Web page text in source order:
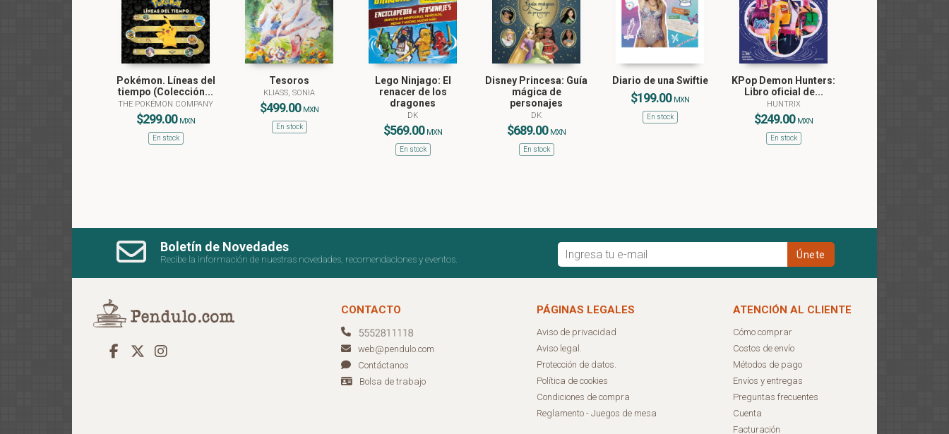
Pokémon. Líneas del
tiempo (Colección...
THE POKÉMON COMPANY
$299.00 MXN
En stock
Tesoros
KLIASS, SONIA
$499.00 MXN
En stock
Lego Ninjago: El
renacer de los
dragones
DK
$569.00 MXN
En stock
Disney Princesa: Guía
mágica de
personajes
DK
$689.00 MXN
En stock
Diario de una Swiftie
$199.00 MXN
En stock
KPop Demon Hunters:
Libro oficial de...
HUNTRIX
$249.00 MXN
En stock
Boletín de Novedades
Recibe la información de nuestras novedades, recomendaciones y eventos.
CONTACTO
web@pendulo.com
Contáctanos
Bolsa de trabajo
PÁGINAS LEGALES
Aviso de privacidad
Aviso legal.
Protección de datos.
Política de cookies
Condiciones de compra
Reglamento - Juegos de mesa
ATENCIÓN AL CLIENTE
Cómo comprar
Costos de envío
Métodos de pago
Envíos y entregas
Preguntas frecuentes
Cuenta
Facturación